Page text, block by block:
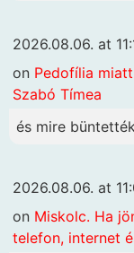
2026.08.06. at
on Pedofília
Szabó Tímea
és mire
2026.08.06. at
on Miskolc. Ha
telefon, internet